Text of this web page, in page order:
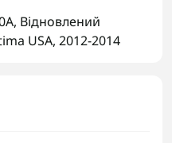
, Відновлений
USA, 2012-2014